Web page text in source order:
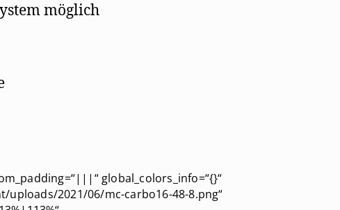
möglich
global_colors_info=“{}“
2021/06/mc-carbo16-48-8.png“